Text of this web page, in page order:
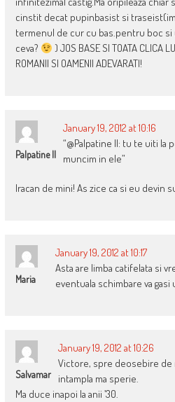
cinstit decat pupinbasist si
termenul de cur cu bas.pentru boc si
ceva?
) JOS BASE SI TOATA CLICA
ROMANII SI OAMENII ADEVARATI!
Palpatine II
January 19, 2012 at 10:16
“@Palpatine II: tu te uiti
muncim in ele”
Iracan de mini! As zice ca si eu devin
Maria
January 19, 2012 at 10:17
Asta are limba catifelata si
eventuala schimbare va gasi
Salvamar
January 19, 2012 at 10:26
Victore, spre deosebire de
intampla ma sperie.
Ma duce inapoi la anii ’30.